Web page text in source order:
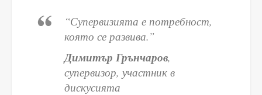
“Супервизията е потребност,
която се развива.”
Димитър Грънчаров,
супервизор, участник в
дискусията